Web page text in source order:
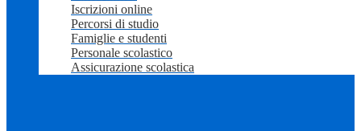
Iscrizioni online
Percorsi di studio
Famiglie e studenti
Personale scolastico
Assicurazione scolastica